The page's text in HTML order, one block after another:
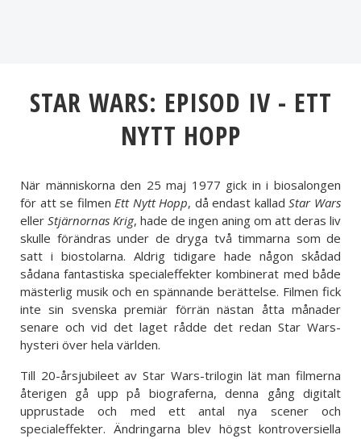
STAR WARS: EPISOD IV - ETT
NYTT HOPP
När människorna den 25 maj 1977 gick in i biosalongen
för att se filmenEtt Nytt Hopp, då endast kalladStar Wars
eller Stjärnornas Krig, hade de ingen aning om att deras liv
skulle förändras under de dryga två timmarna som de
satt i biostolarna. Aldrig tidigare hade någon skådad
sådana fantastiska specialeffekter kombinerat med både
mästerlig musik och en spännande berättelse. Filmen fick
inte sin svenska premiär förrän nästan åtta månader
senare och vid det laget rådde det redan Star Wars-
hysteri över hela världen.
Till 20-årsjubileet av Star Wars-trilogin lät man filmerna
återigen gå upp på biograferna, denna gång digitalt
upprustade och med ett antal nya scener och
specialeffekter. Ändringarna blev högst kontroversiella